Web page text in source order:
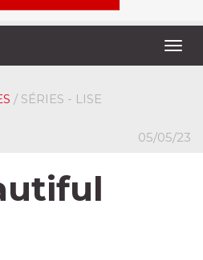
/ SÉRIES - LISE
05/05/23